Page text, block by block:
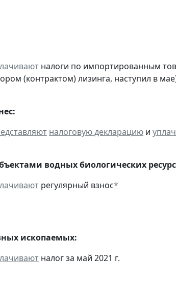
налоги по импортированным
(контрактом) лизинга, наступил в
налоговую декларацию и
водных биологических
регулярный взнос*
ископаемых:
налог за май 2021 г.